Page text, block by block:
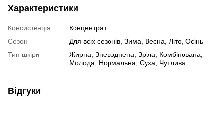
Характеристики
Консистенція
Концентрат
Сезон
Для всіх сезонів, Зима, Весна, Літо, Осінь
Тип шкіри
Жирна, Зневоднена, Зріла, Комбінована,
Молода, Нормальна, Суха, Чутлива
Відгуки